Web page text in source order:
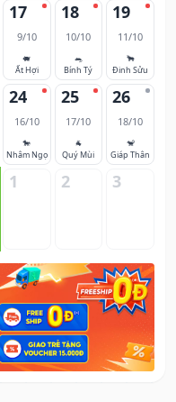
17
9/10
🐖
Ất Hợi
18
10/10
🐀
Bính Tý
19
11/10
🐂
Đinh Sửu
24
16/10
🐎
Nhâm Ngọ
25
17/10
🐐
Quý Mùi
26
18/10
🐒
Giáp Thân
1 2 3